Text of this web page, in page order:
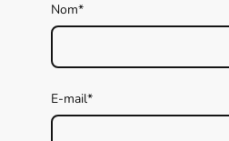
Nom*
E-mail*